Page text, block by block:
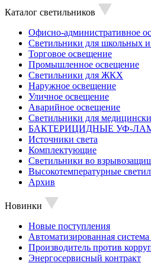
Каталог светильников
Офисно-административное
Светильники для школьных
Торговое освещение
Промышленное освещение
Светильники для ЖКХ
Наружное освещение
Уличное освещение
Аварийное освещение
Светильники для
БАКТЕРИЦИДНЫЕ УФ-
Источники света
Комплектующие
Светильники во
Высокотемпературные
Архив
Новинки
Новые поступления
Автоматизированная
Производитель против
Энергосервисный контракт